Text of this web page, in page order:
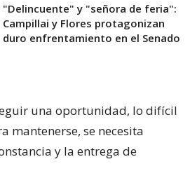
"Delincuente" y "señora de feria":
Campillai y Flores protagonizan
duro enfrentamiento en el Senado
una oportunidad, lo difícil
mantenerse, se necesita
y la entrega de